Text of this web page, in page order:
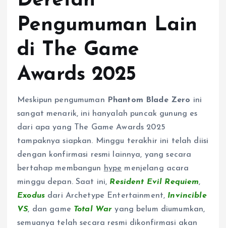
Pengumuman Lain
di The Game
Awards 2025
Meskipun pengumuman Phantom Blade Zero ini
sangat menarik, ini hanyalah puncak gunung es
dari apa yang The Game Awards 2025
tampaknya siapkan. Minggu terakhir ini telah diisi
dengan konfirmasi resmi lainnya, yang secara
bertahap membangun hype menjelang acara
minggu depan. Saat ini, Resident Evil Requiem,
Exodusdari Archetype Entertainment, Invincible
VS, dan game Total War yang belum diumumkan,
semuanya telah secara resmi dikonfirmasi akan